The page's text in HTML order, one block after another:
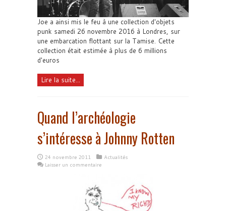
Joe a ainsi mis le feu à une collection d'objets
punk samedi 26 novembre 2016 à Londres, sur
une embarcation flottant sur la Tamise. Cette
collection était estimée à plus de 6 millions
d'euros
Lire la suite...
Quand l’archéologie
s’intéresse à Johnny Rotten
24 novembre 2011
Actualités
Laisser un commentaire